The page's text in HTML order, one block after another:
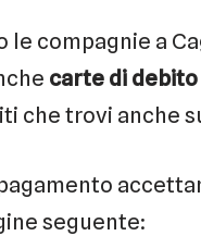
compagnie a
carte di
che trovi anche
seguente: